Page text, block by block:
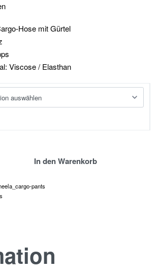
Hose mit Gürtel
Viscose / Elasthan
In den Warenkorb
pants